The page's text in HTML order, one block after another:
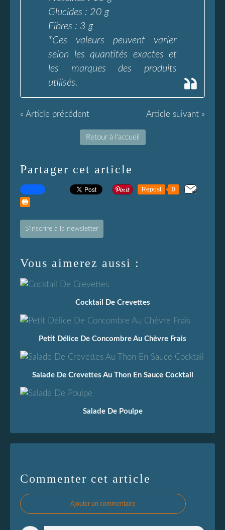
Glucides : 20 g
Fibres : 3 g
*Ces valeurs peuvent varier
selon les quantités exactes et
les marques des produits
utilisés.
« Article précédent Article suivant »
Retour à l'accueil
Partager cet article
Repost 0
S'inscrire à la newsletter
Vous aimerez aussi :
Cocktail De Crevettes
Petit Délice De Concombre Au Chèvre Frais
Salade De Crevettes Au Thon En Sauce Cocktail
Salade De Poulpe
Commenter cet article
Ajouter un commentaire